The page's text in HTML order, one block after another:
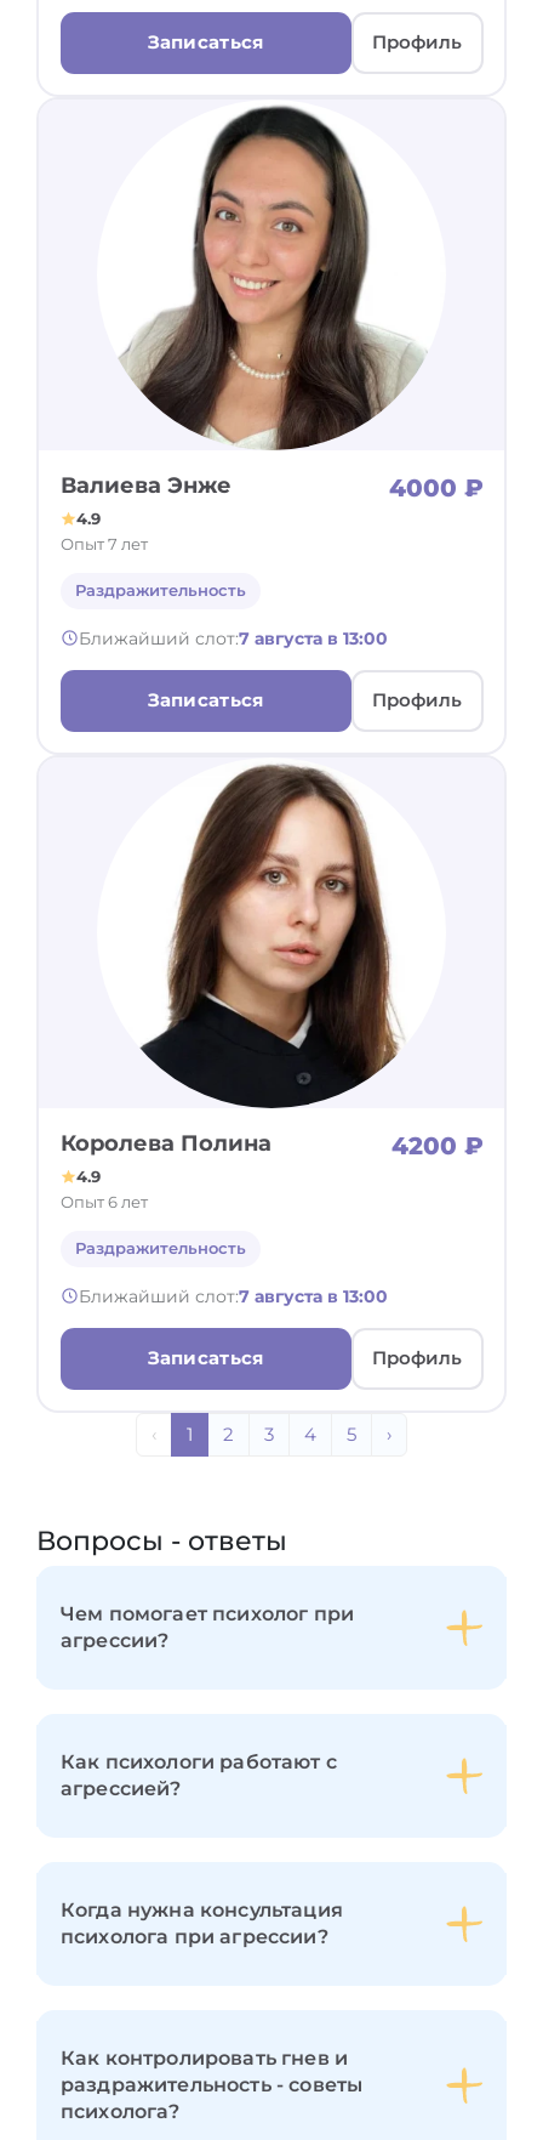
Записаться Профиль
Валиева Энже 4000 ₽
4.9
Опыт 7 лет
Раздражительность
Ближайший слот:7 августа в 13:00
Записаться Профиль
Королева Полина 4200 ₽
4.9
Опыт 6 лет
Раздражительность
Ближайший слот:7 августа в 13:00
Записаться Профиль
‹ 1 2 3 4 5 ›
Вопросы - ответы
Чем помогает психолог при
агрессии?
Как психологи работают с
агрессией?
Когда нужна консультация
психолога при агрессии?
Как контролировать гнев и
раздражительность - советы
психолога?